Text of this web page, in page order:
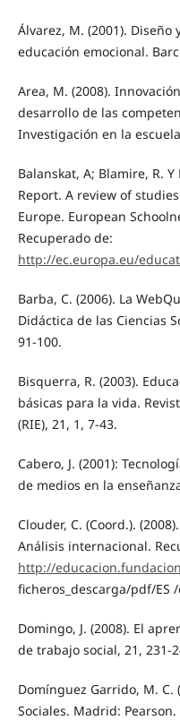
Álvarez, M. (2001).
educación emocional.
Area, M. (2008).
desarrollo de las
Investigación en la
Balanskat, A; Blamire, R.
Report. A review of
Europe. European
Recuperado de:
http://ec.europa.eu/
Barba, C. (2006). La
Didáctica de las Ciencias
91-100.
Bisquerra, R. (2003).
básicas para la vida.
(RIE), 21, 1, 7-43.
Cabero, J. (2001):
de medios en la
Clouder, C. (Coord.).
Análisis internacional.
http://
ficheros_descarga/pdf/ES
Domingo, J. (2008). El
de trabajo social, 21, 231-
Domínguez Garrido, M. C.
Sociales. Madrid: Pearson.